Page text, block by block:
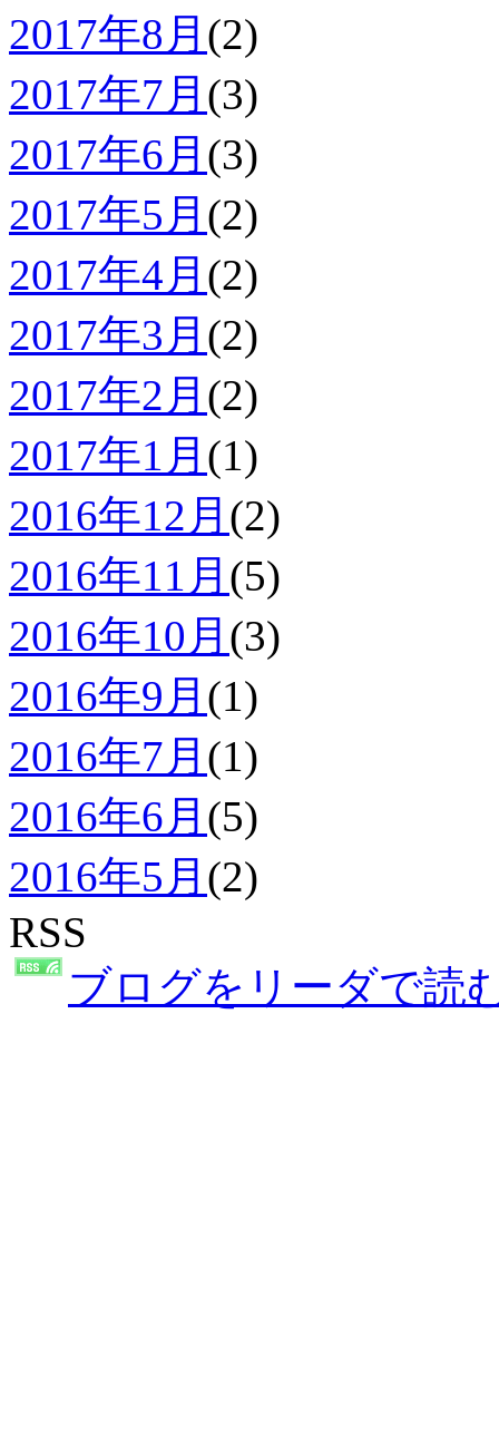
2017年8月 (2)
2017年7月 (3)
2017年6月 (3)
2017年5月 (2)
2017年4月 (2)
2017年3月 (2)
2017年2月 (2)
2017年1月 (1)
2016年12月 (2)
2016年11月 (5)
2016年10月 (3)
2016年9月 (1)
2016年7月 (1)
2016年6月 (5)
2016年5月 (2)
RSS
ブログをリーダで読